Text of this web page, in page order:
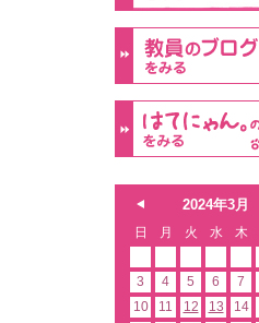
2024年3月
日 月 火 水 木
3
4 5 6 7
10
11 12 13 14